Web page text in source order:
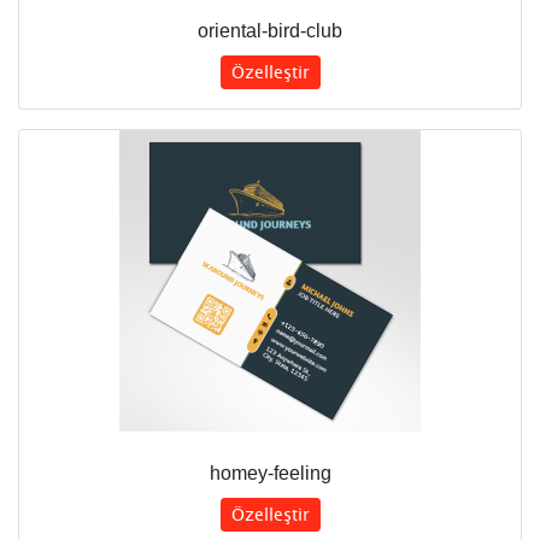
oriental-bird-club
Özelleştir
homey-feeling
Özelleştir